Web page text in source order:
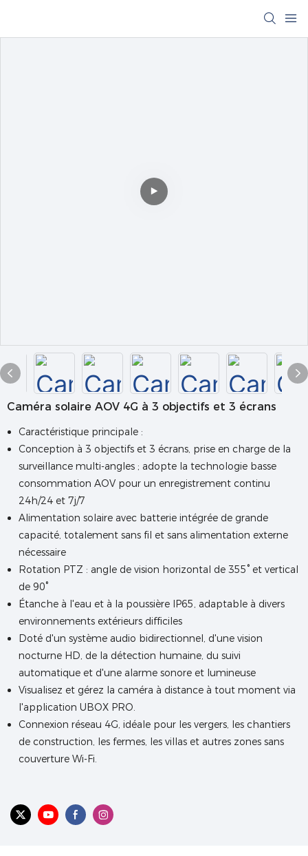
Caméra solaire AOV 4G à 3 objectifs et 3 écrans
Caractéristique principale :
Conception à 3 objectifs et 3 écrans, prise en charge de la
surveillance multi-angles ; adopte la technologie basse
consommation AOV pour un enregistrement continu
24h/24 et 7j/7
Alimentation solaire avec batterie intégrée de grande
capacité, totalement sans fil et sans alimentation externe
nécessaire
Rotation PTZ : angle de vision horizontal de 355° et vertical
de 90°
Étanche à l'eau et à la poussière IP65, adaptable à divers
environnements extérieurs difficiles
Doté d'un système audio bidirectionnel, d'une vision
nocturne HD, de la détection humaine, du suivi
automatique et d'une alarme sonore et lumineuse
Visualisez et gérez la caméra à distance à tout moment via
l'application UBOX PRO.
Connexion réseau 4G, idéale pour les vergers, les chantiers
de construction, les fermes, les villas et autres zones sans
couverture Wi-Fi.